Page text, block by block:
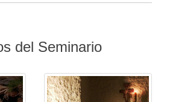
del Seminario